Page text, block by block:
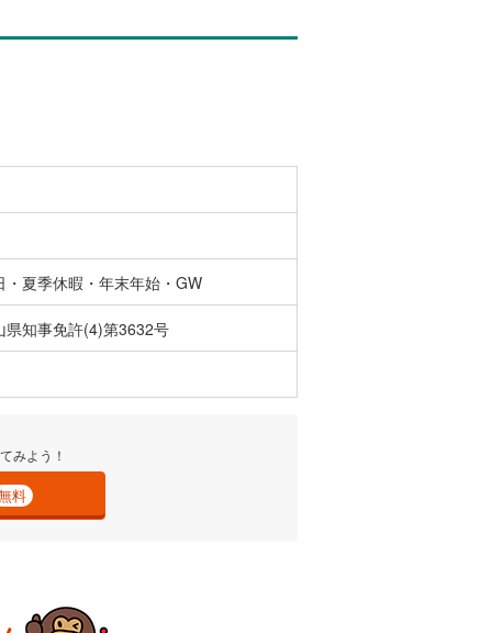
・夏季休暇・年末年始・GW
県知事免許(4)第3632号
みよう！
料